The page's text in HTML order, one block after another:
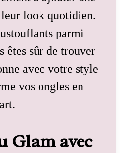
leur look quotidien.
parmi
êtes sûr de trouver
avec votre style
vos ongles en
Glam avec